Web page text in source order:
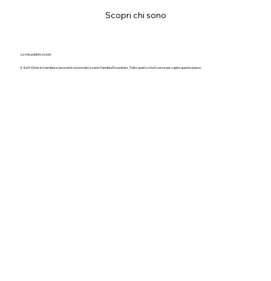
Scopri chi sono
Le mie pubblicazioni
Il Self-Drive in Namibia e i prossimi volumi della serie Namibia Essentials. Tutto quello che ti serve per capire questo paese.